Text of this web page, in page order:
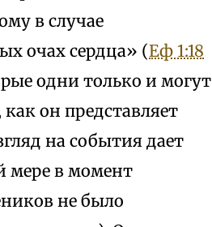
в случае
очах сердца» (Еф 1:18
одни только и могут
он представляет
на события дает
мере в момент
не было